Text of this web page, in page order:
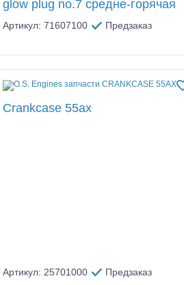
Монстр-траки
glow plug no.7 средне-горячая
Артикул: 71607100 Предзаказ
Crankcase 55ax
Артикул: 25701000 Предзаказ